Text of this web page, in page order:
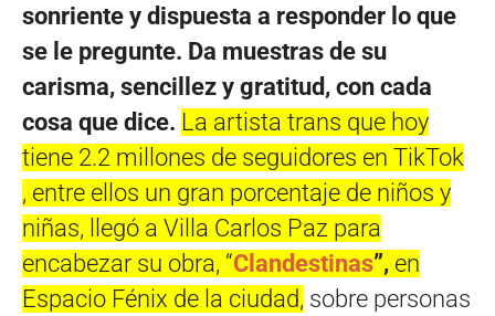
sonriente y dispuesta a responder lo que
se le pregunte. Da muestras de su
carisma, sencillez y gratitud, con cada
cosa que dice. La artista trans que hoy
tiene 2.2 millones de seguidores en TikTok
, entre ellos un gran porcentaje de niños y
niñas, llegó a Villa Carlos Paz para
encabezar su obra, “Clandestinas”, en
Espacio Fénix de la ciudad, sobre personas